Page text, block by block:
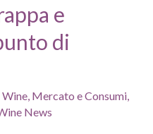
e
di
Wine Mercato e Consumi
News